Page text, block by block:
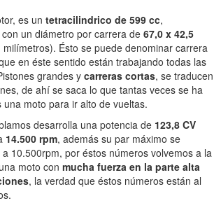
es un tetracilindrico de 599 cc,
un diámetro por carrera de 67,0 x 42,5
Ésto se puede denominar carrera
en éste sentido están trabajando todas las
grandes y carreras cortas, se traducen
de ahí se saca lo que tantas veces se ha
moto para ir alto de vueltas.
desarrolla una potencia de 123,8 CV
14.500 rpm, además su par máximo se
10.500rpm, por éstos números volvemos a la
moto con mucha fuerza en la parte alta
, la verdad que éstos números están al